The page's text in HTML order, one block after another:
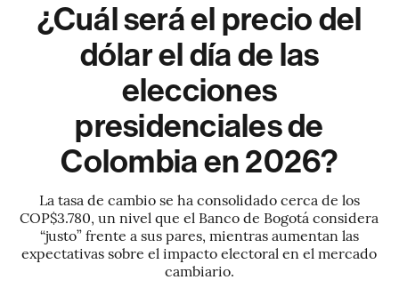
¿Cuál será el precio del
dólar el día de las
elecciones
presidenciales de
Colombia en 2026?
La tasa de cambio se ha consolidado cerca de los
COP$3.780, un nivel que el Banco de Bogotá considera
“justo” frente a sus pares, mientras aumentan las
expectativas sobre el impacto electoral en el mercado
cambiario.